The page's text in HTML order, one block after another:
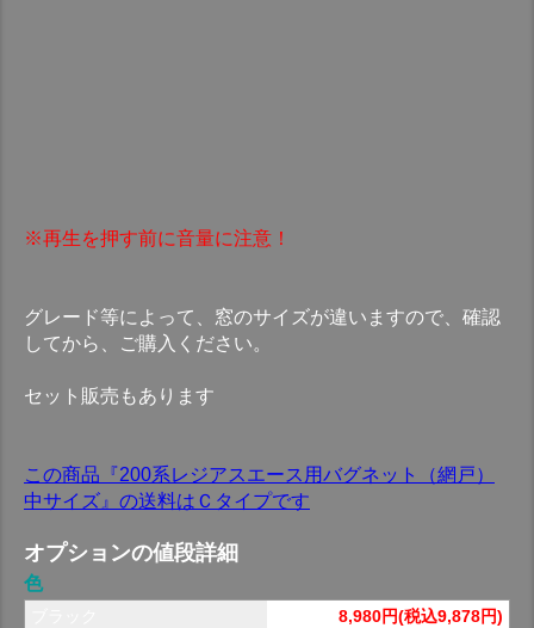
※再生を押す前に音量に注意！
グレード等によって、窓のサイズが違いますので、確認
してから、ご購入ください。
セット販売もあります
この商品『200系レジアスエース用バグネット（網戸）
中サイズ』の送料はＣタイプです
オプションの値段詳細
色
8,980円(税込9,878円)